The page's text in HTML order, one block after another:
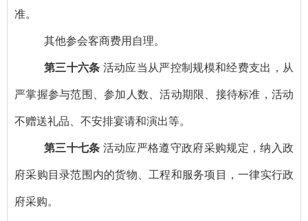
准。
其他参会客商费用自理。
第三十六条 活动应当从严控制规模和经费支出，从
严掌握参与范围、参加人数、活动期限、接待标准，活动
不赠送礼品、不安排宴请和演出等。
第三十七条 活动应严格遵守政府采购规定，纳入政
府采购目录范围内的货物、工程和服务项目，一律实行政
府采购。